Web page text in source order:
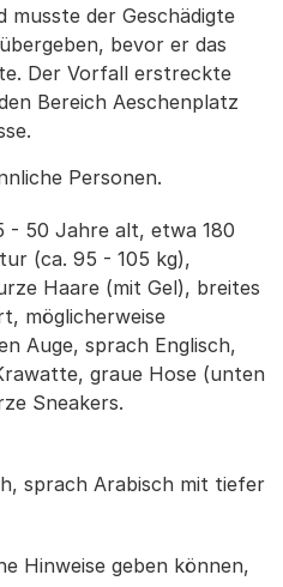
musste der Geschädigte
bevor er das
Der Vorfall erstreckte
Bereich Aeschenplatz
Personen.
- 50 Jahre alt, etwa 180
(ca. 95 - 105 kg),
Haare (mit Gel), breites
möglicherweise
Auge, sprach Englisch,
graue Hose (unten
Sneakers.
sprach Arabisch mit tiefer
Hinweise geben können,